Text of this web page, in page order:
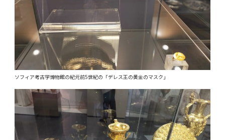
ソフィア考古学博物館の紀元前5世紀の「デレス王の黄金のマスク」